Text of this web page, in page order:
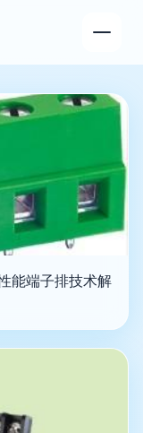
能端子排技术解